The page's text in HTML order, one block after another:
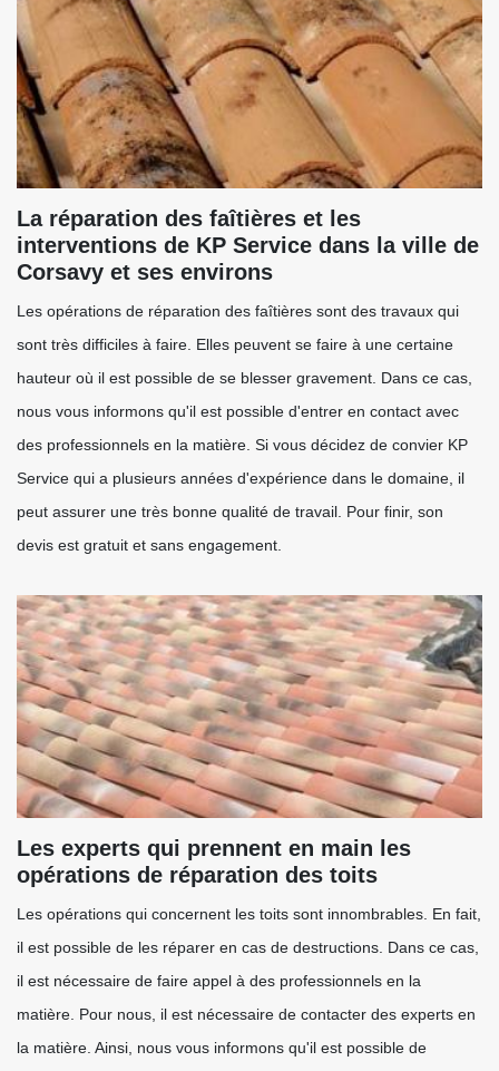
La réparation des faîtières et les
interventions de KP Service dans la ville de
Corsavy et ses environs
Les opérations de réparation des faîtières sont des travaux qui
sont très difficiles à faire. Elles peuvent se faire à une certaine
hauteur où il est possible de se blesser gravement. Dans ce cas,
nous vous informons qu'il est possible d'entrer en contact avec
des professionnels en la matière. Si vous décidez de convier KP
Service qui a plusieurs années d'expérience dans le domaine, il
peut assurer une très bonne qualité de travail. Pour finir, son
devis est gratuit et sans engagement.
Les experts qui prennent en main les
opérations de réparation des toits
Les opérations qui concernent les toits sont innombrables. En fait,
il est possible de les réparer en cas de destructions. Dans ce cas,
il est nécessaire de faire appel à des professionnels en la
matière. Pour nous, il est nécessaire de contacter des experts en
la matière. Ainsi, nous vous informons qu'il est possible de